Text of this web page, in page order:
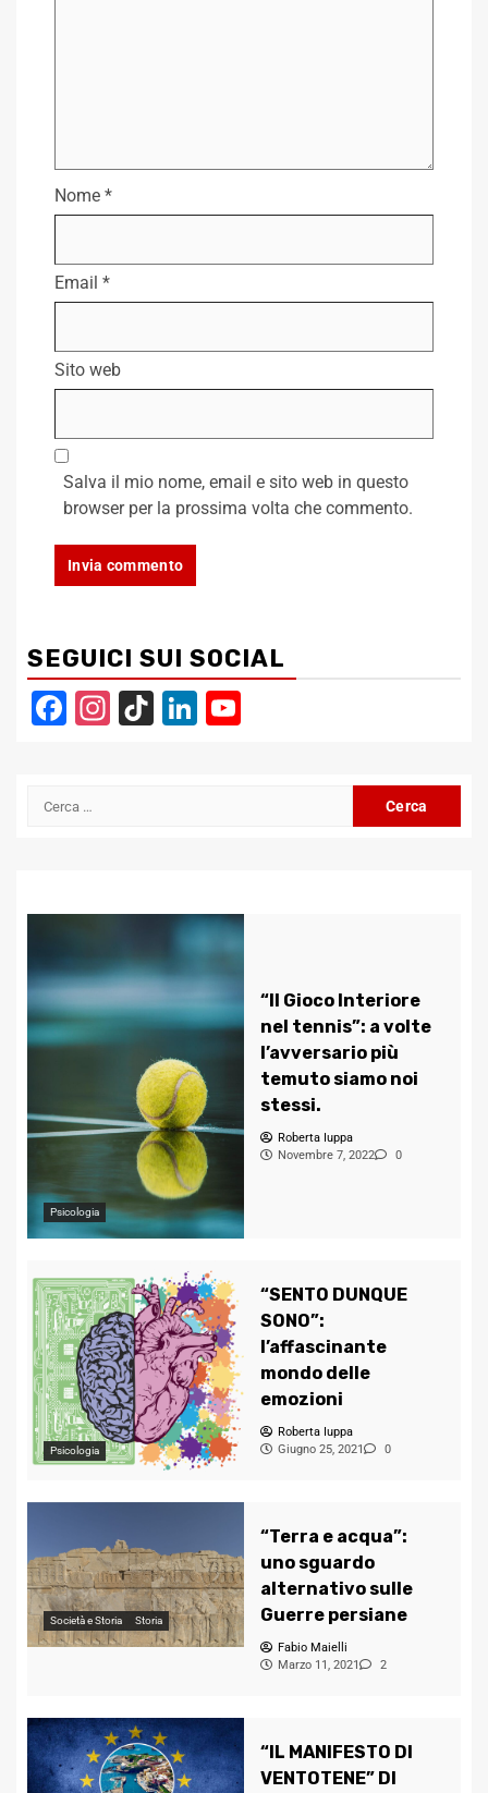
Nome *
Email *
Sito web
Salva il mio nome, email e sito web in questo
browser per la prossima volta che commento.
SEGUICI SUI SOCIAL
Facebook
Instagram
TikTokLinkedIn
Ricerca
Psicologia
“Il Gioco Interiore
nel tennis”: a volte
l’avversario più
temuto siamo noi
stessi.
Roberta Iuppa
Novembre 7, 2022
0
Psicologia
“SENTO DUNQUE
SONO”:
l’affascinante
mondo delle
emozioni
Roberta Iuppa
Giugno 25, 2021
0
Società e Storia Storia
“Terra e acqua”:
uno sguardo
alternativo sulle
Guerre persiane
Fabio Maielli
Marzo 11, 2021
2
“IL MANIFESTO DI
VENTOTENE” DI